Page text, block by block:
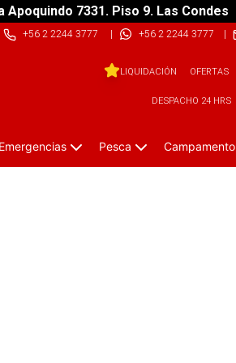
Apoquindo 7331. Piso 9. Las Condes
+56 2 2244 3777 | +56 2 2244 3777 |
LIQUIDACIÓN OFERTAS
DESPACHO 24 HRS
Pesca Campamento